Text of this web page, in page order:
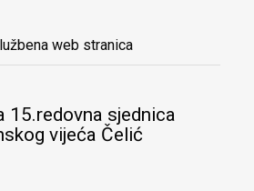
web stranica
15.redovna sjednica
vijeća Čelić
vijeća, Općinskog načelnika i
poslove trezora, privredu i razvoj